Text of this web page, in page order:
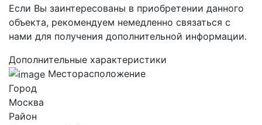
Если Вы заинтересованы в приобретении данного
объекта, рекомендуем немедленно связаться с
нами для получения дополнительной информации.
Дополнительные характеристики
Месторасположение
Город
Москва
Район